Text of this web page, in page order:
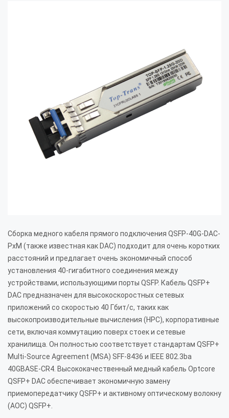
Сборка медного кабеля прямого подключения QSFP-40G-DAC-
PxM (также известная как DAC) подходит для очень коротких
расстояний и предлагает очень экономичный способ
установления 40-гигабитного соединения между
устройствами, использующими порты QSFP. Кабель QSFP+
DAC предназначен для высокоскоростных сетевых
приложений со скоростью 40 Гбит/с, таких как
высокопроизводительные вычисления (HPC), корпоративные
сети, включая коммутацию поверх стоек и сетевые
хранилища. Он полностью соответствует стандартам QSFP+
Multi-Source Agreement (MSA) SFF-8436 и IEEE 802.3ba
40GBASE-CR4. Высококачественный медный кабель Optcore
QSFP+ DAC обеспечивает экономичную замену
приемопередатчику QSFP+ и активному оптическому волокну
(AOC) QSFP+.